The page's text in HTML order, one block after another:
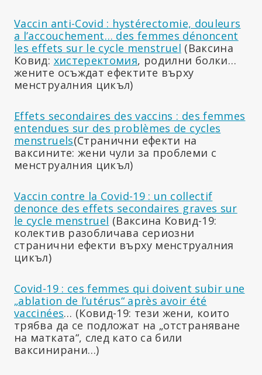
Vaccin anti-Covid : hystérectomie, douleurs
a l’accouchement… des femmes dénoncent
les effets sur le cycle menstruel (Ваксина
Ковид: хистеректомия, родилни болки…
жените осъждат ефектите върху
менструалния цикъл)
Effets secondaires des vaccins : des femmes
entendues sur des problèmes de cycles
menstruels(Странични ефекти на
ваксините: жени чули за проблеми с
менструалния цикъл)
Vaccin contre la Covid-19 : un collectif
denonce des effets secondaires graves sur
le cycle menstruel (Ваксина Ковид-19:
колектив разобличава сериозни
странични ефекти върху менструалния
цикъл)
Covid-19 : ces femmes qui doivent subir une
„ablation de l’utérus“ après avoir été
vaccinées… (Ковид-19: тези жени, които
трябва да се подложат на „отстраняване
на матката“, след като са били
ваксинирани…)